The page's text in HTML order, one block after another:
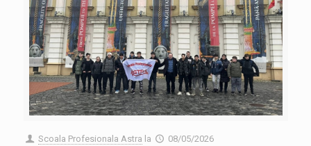
Scoala Profesionala Astra la 08/05/2026